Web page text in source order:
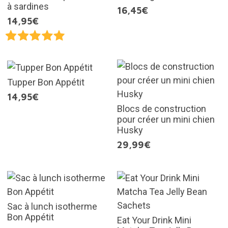
à sardines
14,95€
16,45€
Tupper Bon Appétit
14,95€
Blocs de construction
pour créer un mini chien
Husky
29,99€
Sac à lunch isotherme
Bon Appétit
Eat Your Drink Mini